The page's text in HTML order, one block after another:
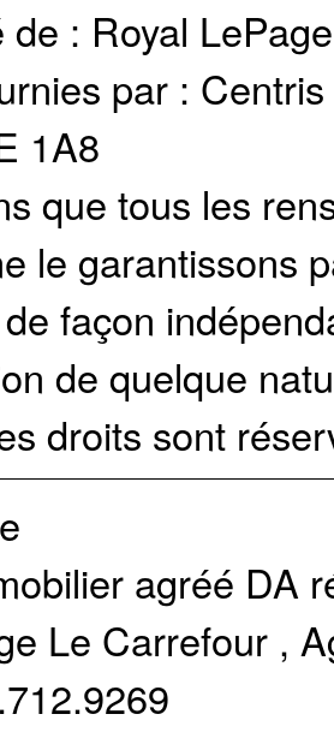
de : Royal
par :
1A8
que tous les
le garantissons
façon
de quelque
droits sont
agréé DA
Le Carrefour ,